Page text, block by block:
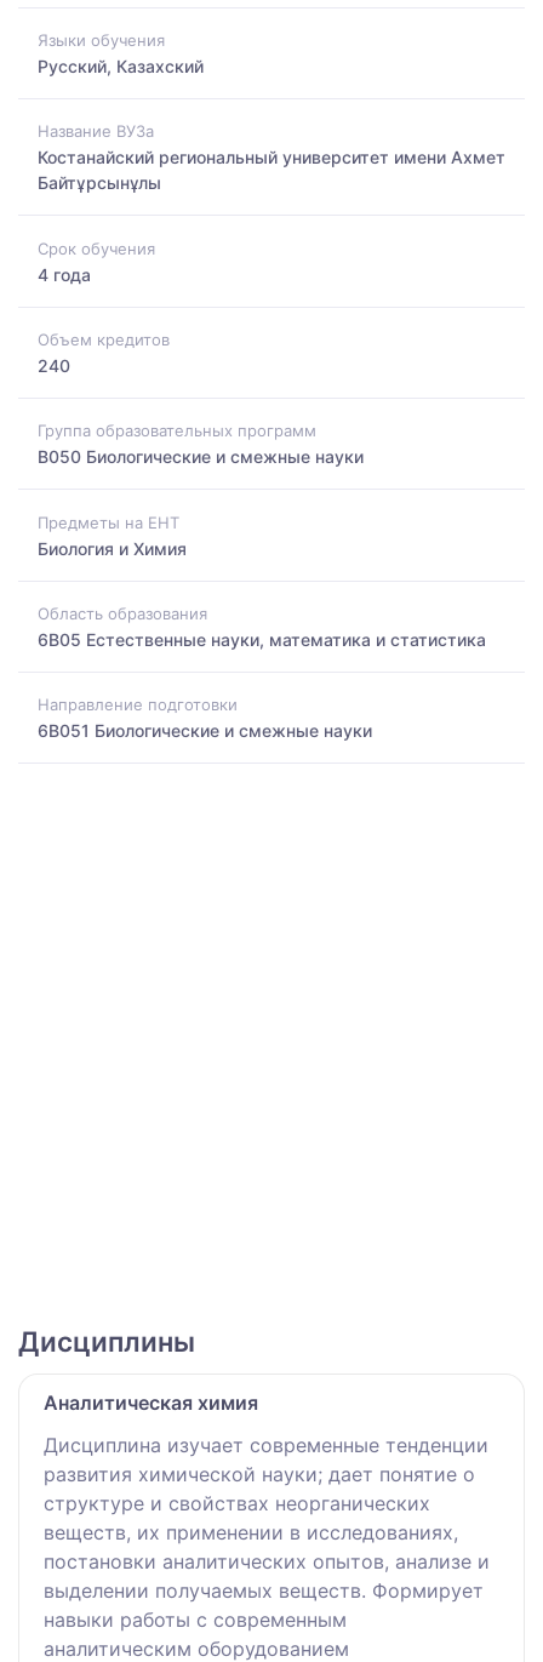
Языки обучения
Русский, Казахский
Название ВУЗа
Костанайский региональный университет имени Ахмет
Байтұрсынұлы
Срок обучения
4 года
Объем кредитов
240
Группа образовательных программ
B050 Биологические и смежные науки
Предметы на ЕНТ
Биология и Химия
Область образования
6B05 Естественные науки, математика и статистика
Направление подготовки
6B051 Биологические и смежные науки
Дисциплины
Аналитическая химия
Дисциплина изучает современные тенденции
развития химической науки; дает понятие о
структуре и свойствах неорганических
веществ, их применении в исследованиях,
постановки аналитических опытов, анализе и
выделении получаемых веществ. Формирует
навыки работы с современным
аналитическим оборудованием